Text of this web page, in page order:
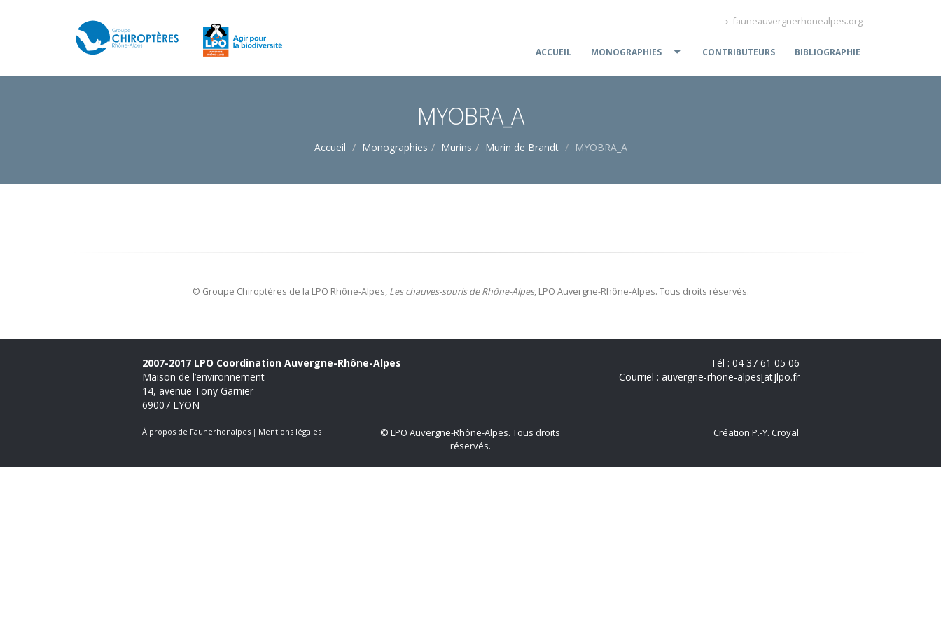
fauneauvergnerhonealpes.org
ACCUEIL MONOGRAPHIES CONTRIBUTEURS BIBLIOGRAPHIE
MYOBRA_A
Accueil Monographies Murins Murin de Brandt MYOBRA_A
© Groupe Chiroptères de la LPO Rhône-Alpes, Les chauves-souris de Rhône-Alpes, LPO Auvergne-Rhône-Alpes. Tous droits réservés.
2007-2017 LPO Coordination Auvergne-Rhône-Alpes
Maison de l’environnement
14, avenue Tony Garnier
69007 LYON
Tél : 04 37 61 05 06
Courriel : auvergne-rhone-alpes[at]lpo.fr
À propos de Faunerhonalpes Mentions légales
© LPO Auvergne-Rhône-Alpes. Tous droits
réservés.
Création P.-Y. Croyal